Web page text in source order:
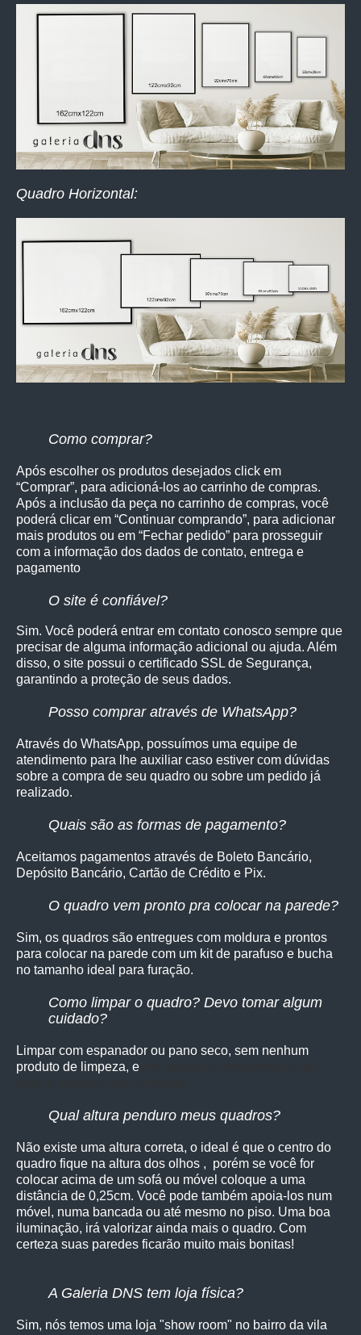
Quadro Horizontal:
Como comprar?
Após escolher os produtos desejados click em
“Comprar”, para adicioná-los ao carrinho de compras.
Após a inclusão da peça no carrinho de compras, você
poderá clicar em “Continuar comprando”, para adicionar
mais produtos ou em “Fechar pedido” para prosseguir
com a informação dos dados de contato, entrega e
pagamento
O site é confiável?
Sim. Você poderá entrar em contato conosco sempre que
precisar de alguma informação adicional ou ajuda. Além
disso, o site possui o certificado SSL de Segurança,
garantindo a proteção de seus dados.
Posso comprar através de WhatsApp?
Através do WhatsApp, possuímos uma equipe de
atendimento para lhe auxiliar caso estiver com dúvidas
sobre a compra de seu quadro ou sobre um pedido já
realizado.
Quais são as formas de pagamento?
Aceitamos pagamentos através de Boleto Bancário,
Depósito Bancário, Cartão de Crédito e Pix.
O quadro vem pronto pra colocar na parede?
Sim, os quadros são entregues com moldura e prontos
para colocar na parede com um kit de parafuso e bucha
no tamanho ideal para furação.
Como limpar o quadro? Devo tomar algum
cuidado?
Limpar com espanador ou pano seco, sem nenhum
produto de limpeza, e
Qual altura penduro meus quadros?
Não existe uma altura correta, o ideal é que o centro do
quadro fique na altura dos olhos , porém se você for
colocar acima de um sofá ou móvel coloque a uma
distância de 0,25cm. Você pode também apoia-los num
móvel, numa bancada ou até mesmo no piso. Uma boa
iluminação, irá valorizar ainda mais o quadro. Com
certeza suas paredes ficarão muito mais bonitas!
A Galeria DNS tem loja física?
Sim, nós temos uma loja "show room" no bairro da vila